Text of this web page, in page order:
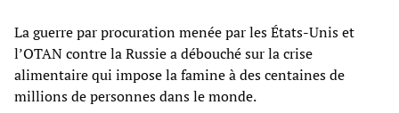
La guerre par procuration menée par les États-Unis et
l’OTAN contre la Russie a débouché sur la crise
alimentaire qui impose la famine à des centaines de
millions de personnes dans le monde.